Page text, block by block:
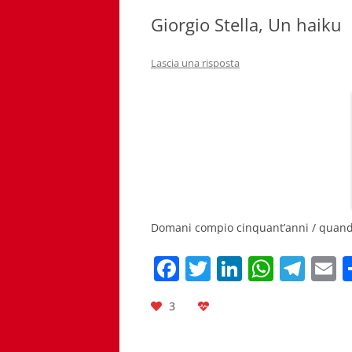
Giorgio Stella, Un haiku
Lascia una risposta
Domani compio cinquant’anni /
F T Li W T E
3